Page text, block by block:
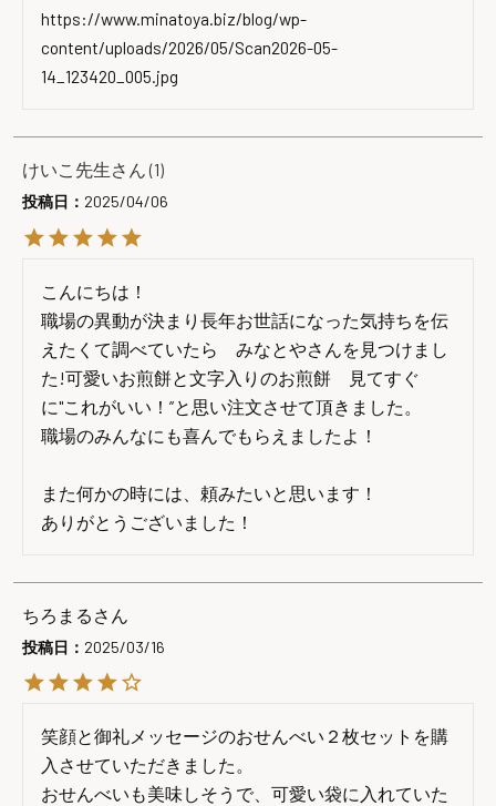
https://www.minatoya.biz/blog/wp-
content/uploads/2026/05/Scan2026-05-
14_123420_005.jpg
けいこ先生 1
投稿日 2025/04/06
こんにちは！
職場の異動が決まり長年お世話になった気持ちを伝
えたくて調べていたら　みなとやさんを見つけまし
た!可愛いお煎餅と文字入りのお煎餅　見てすぐ
に"これがいい！”と思い注文させて頂きました。
職場のみんなにも喜んでもらえましたよ！
また何かの時には、頼みたいと思います！
ありがとうございました！
ちろまる
投稿日 2025/03/16
笑顔と御礼メッセージのおせんべい２枚セットを購
入させていただきました。
おせんべいも美味しそうで、可愛い袋に入れていた